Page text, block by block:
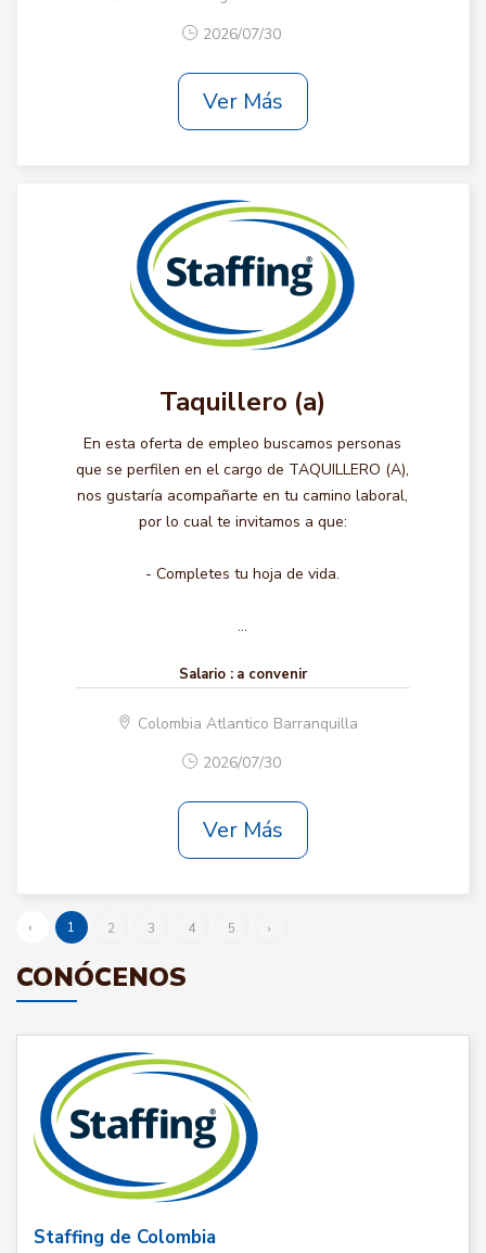
2026/07/30
Ver Más
Taquillero (a)
En esta oferta de empleo buscamos personas
que se perfilen en el cargo de TAQUILLERO (A),
nos gustaría acompañarte en tu camino laboral,
por lo cual te invitamos a que:
- Completes tu hoja de vida.
...
Salario : a convenir
Colombia Atlantico Barranquilla
2026/07/30
Ver Más
‹ 1 2 3 4 5 ›
CONÓCENOS
Staffing de Colombia